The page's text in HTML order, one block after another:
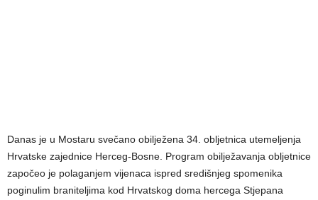
Danas je u Mostaru svečano obilježena 34. obljetnica utemeljenja
Hrvatske zajednice Herceg-Bosne. Program obilježavanja obljetnice
započeo je polaganjem vijenaca ispred središnjeg spomenika
poginulim braniteljima kod Hrvatskog doma hercega Stjepana